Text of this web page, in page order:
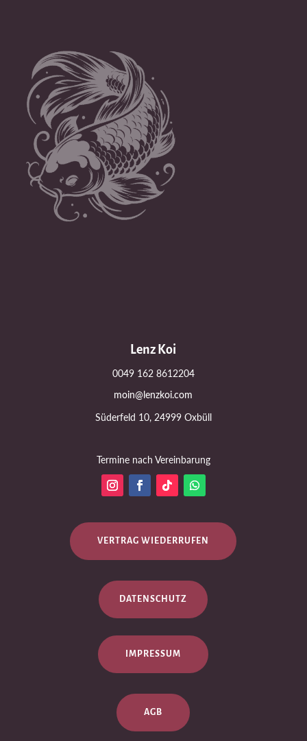
Lenz Koi
0049 162 8612204
moin@lenzkoi.com
Süderfeld 10, 24999 Oxbüll
Termine nach Vereinbarung
VERTRAG WIEDERRUFEN
DATENSCHUTZ
IMPRESSUM
AGB